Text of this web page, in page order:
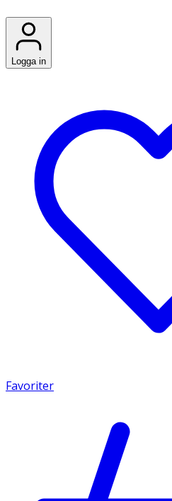
Logga in
Favoriter